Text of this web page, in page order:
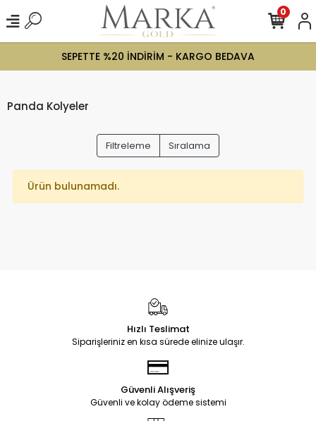
SEPETTE %20 İNDİRİM - KARGO BEDAVA
0
Panda Kolyeler
Filtreleme Sıralama
Ürün bulunamadı.
Hızlı Teslimat
Siparişleriniz en kısa sürede elinize ulaşır.
Güvenli Alışveriş
Güvenli ve kolay ödeme sistemi